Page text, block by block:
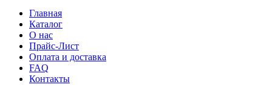
Главная
Каталог
О нас
Прайс-Лист
Оплата и доставка
FAQ
Контакты